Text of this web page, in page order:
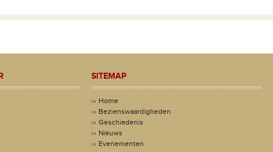
SITEMAP
Home
Bezienswaardigheden
Geschiedenis
Nieuws
Evenementen